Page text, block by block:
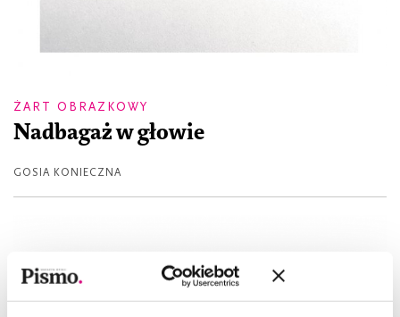
ŻART OBRAZKOWY
Nadbagaż w głowie
GOSIA KONIECZNA